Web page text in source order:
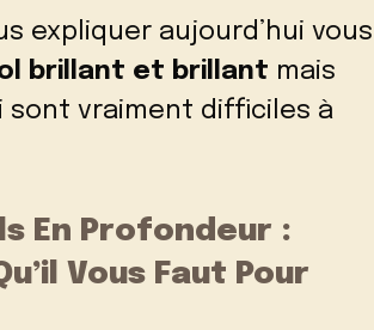
expliquer aujourd’hui vous
brillant et brillant mais
sont vraiment difficiles à
En Profondeur :
Vous Faut Pour